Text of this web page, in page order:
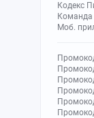
Кодекс
Моб.